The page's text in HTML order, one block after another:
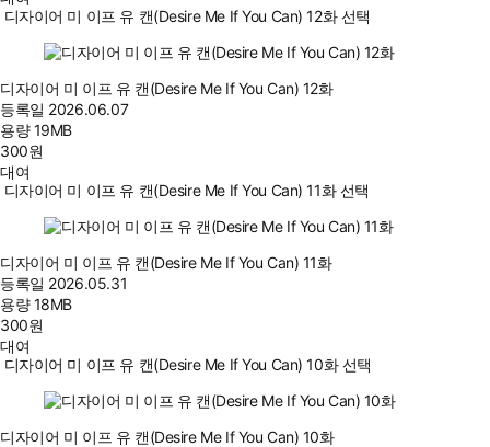
디자이어 미 이프 유 캔(Desire Me If You Can) 12화 선택
디자이어 미 이프 유 캔(Desire Me If You Can) 12화
등록일 2026.06.07
용량19MB
300원
대여
디자이어 미 이프 유 캔(Desire Me If You Can) 11화 선택
디자이어 미 이프 유 캔(Desire Me If You Can) 11화
등록일 2026.05.31
용량18MB
300원
대여
디자이어 미 이프 유 캔(Desire Me If You Can) 10화 선택
디자이어 미 이프 유 캔(Desire Me If You Can) 10화